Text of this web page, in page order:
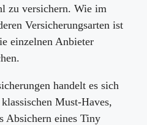
zu versichern. Wie im
Versicherungsarten ist
einzelnen Anbieter
handelt es sich
Must-Haves,
Absichern eines Tiny